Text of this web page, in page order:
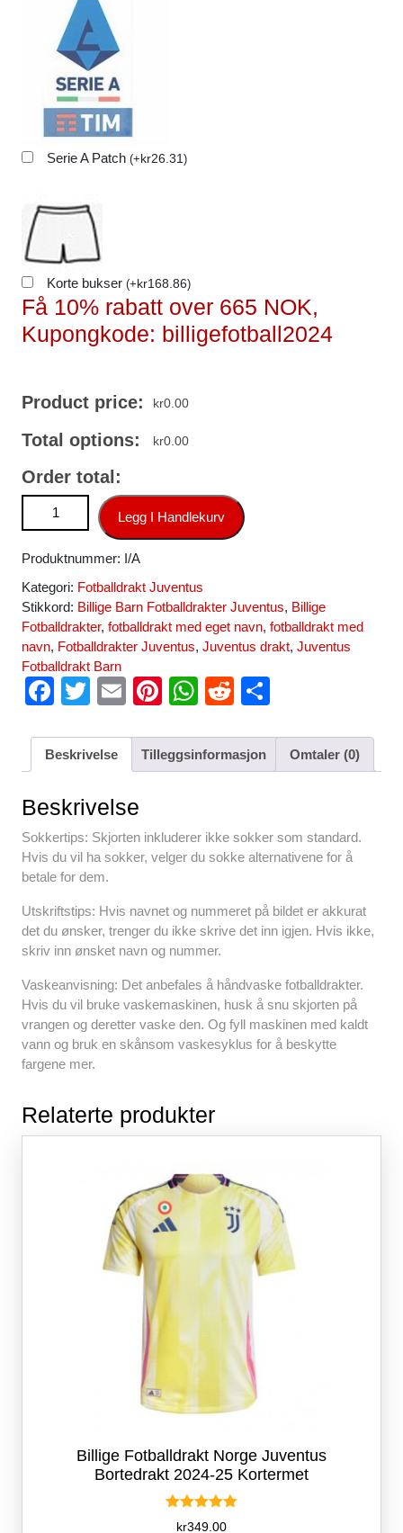
Serie A Patch (+kr26.31 )
Korte bukser (+kr168.86)
Få 10% rabatt over 665 NOK,
Kupongkode: billigefotball2024
Product price: kr0.00
Total options: kr0.00
Order total:
Billige Fotballdrakter Juventus Teun Koopmeiners #8
Tredjedrakt 2025-26 Kortermet antall
Legg I Handlekurv
Produktnummer: I/A
Kategori: Fotballdrakt Juventus
Stikkord: Billige Barn Fotballdrakter Juventus, Billige
Fotballdrakter, fotballdrakt med eget navn, fotballdrakt med
navn, Fotballdrakter Juventus, Juventus drakt, Juventus
Fotballdrakt Barn
F
c
b
o
o
k
T
tt
E
ail
Pi
er
e
W
at
s
p
p
R
d
di
ar
e
Beskrivelse Tilleggsinformasjon Omtaler (0)
Beskrivelse
Sokkertips: Skjorten inkluderer ikke sokker som standard.
Hvis du vil ha sokker, velger du sokke alternativene for å
betale for dem.
Utskriftstips: Hvis navnet og nummeret på bildet er akkurat
det du ønsker, trenger du ikke skrive det inn igjen. Hvis ikke,
skriv inn ønsket navn og nummer.
Vaskeanvisning: Det anbefales å håndvaske fotballdrakter.
Hvis du vil bruke vaskemaskinen, husk å snu skjorten på
vrangen og deretter vaske den. Og fyll maskinen med kaldt
vann og bruk en skånsom vaskesyklus for å beskytte
fargene mer.
Relaterte produkter
Billige Fotballdrakt Norge Juventus
Bortedrakt 2024-25 Kortermet
Vurdert
kr349.00